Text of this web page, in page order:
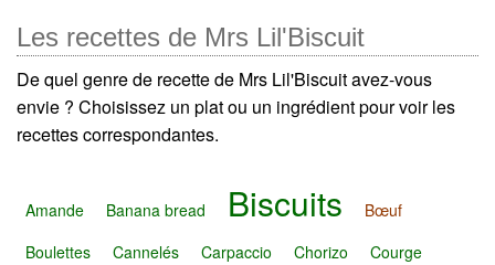
Les recettes de Mrs Lil'Biscuit
De quel genre de recette de Mrs Lil'Biscuit avez-vous
envie ? Choisissez un plat ou un ingrédient pour voir les
recettes correspondantes.
Amande Banana bread Biscuits
Bœuf
Boulettes
Cannelés Carpaccio Chorizo
Courge